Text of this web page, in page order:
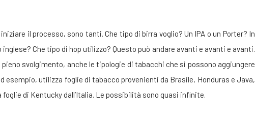
il processo, sono tanti. Che tipo di birra voglio? Un IPA o un Porter? In
Che tipo di hop utilizzo? Questo può andare avanti e avanti e avanti.
pieno svolgimento, anche le tipologie di tabacchi che si possono aggiungere
esempio, utilizza foglie di tabacco provenienti da Brasile, Honduras e Java,
di Kentucky dall’Italia. Le possibilità sono quasi infinite.